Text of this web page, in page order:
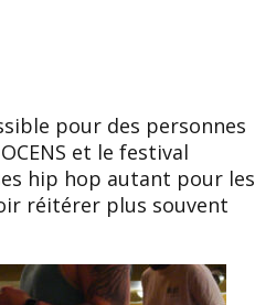
pour des personnes
et le festival
hip hop autant pour les
réitérer plus souvent